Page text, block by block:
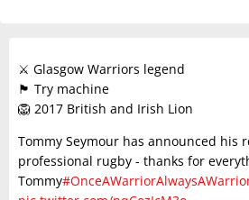
⚔️ Glasgow Warriors legend
🏴󠁧󠁢󠁳󠁣󠁴󠁿 Try machine
🦁 2017 British and Irish Lion
Tommy Seymour has announced his
professional rugby - thanks for
Tommy